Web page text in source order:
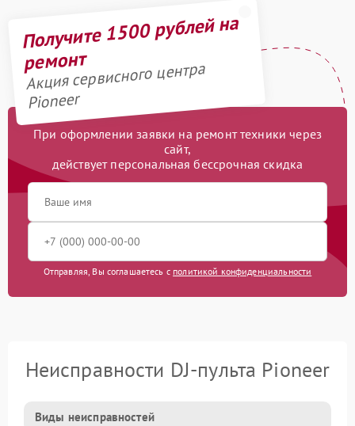
Получите 1500 рублей на
ремонт
Акция сервисного центра
Pioneer
При оформлении заявки на ремонт техники через
сайт,
действует персональная бессрочная скидка
Отправляя, Вы соглашаетесь с политикой конфиденциальности
Неисправности DJ-пульта Pioneer
Виды неисправностей